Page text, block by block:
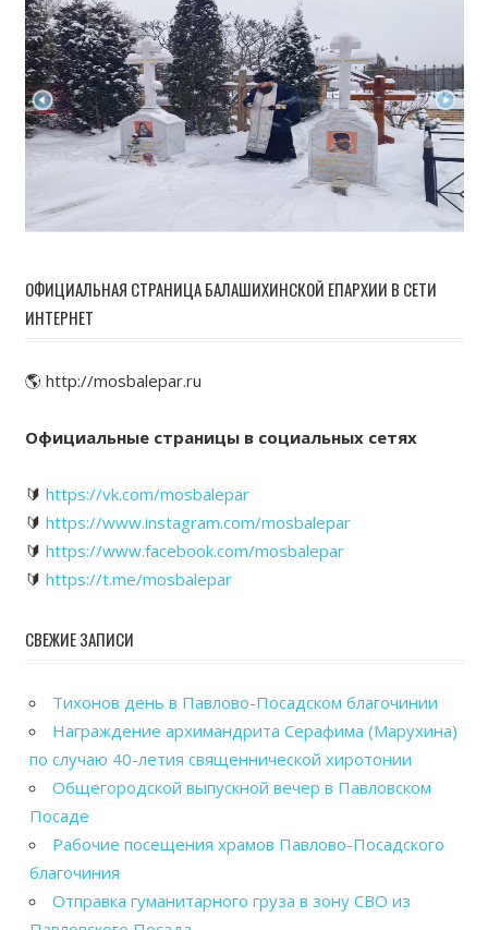
ОФИЦИАЛЬНАЯ СТРАНИЦА БАЛАШИХИНСКОЙ ЕПАРХИИ В СЕТИ
ИНТЕРНЕТ
🌎 http://mosbalepar.ru
Официальные страницы в социальных сетях
🔰 https://vk.com/mosbalepar
🔰 https://www.instagram.com/mosbalepar
🔰 https://www.facebook.com/mosbalepar
🔰 https://t.me/mosbalepar
СВЕЖИЕ ЗАПИСИ
Тихонов день в Павлово-Посадском благочинии
Награждение архимандрита Серафима (Марухина)
по случаю 40-летия священнической хиротонии
Общегородской выпускной вечер в Павловском
Посаде
Рабочие посещения храмов Павлово-Посадского
благочиния
Отправка гуманитарного груза в зону СВО из